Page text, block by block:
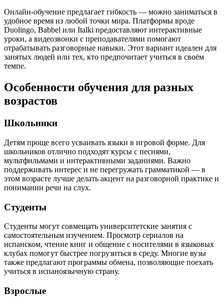
Онлайн-обучение предлагает гибкость — можно заниматься в
удобное время из любой точки мира. Платформы вроде
Duolingo, Babbel или Italki предоставляют интерактивные
уроки, а видеозвонки с преподавателями помогают
отрабатывать разговорные навыки. Этот вариант идеален для
занятых людей или тех, кто предпочитает учиться в своём
темпе.
Особенности обучения для разных
возрастов
Школьники
Детям проще всего усваивать языки в игровой форме. Для
школьников отлично подходят курсы с песнями,
мультфильмами и интерактивными заданиями. Важно
поддерживать интерес и не перегружать грамматикой — в
этом возрасте лучше делать акцент на разговорной практике и
понимании речи на слух.
Студенты
Студенты могут совмещать университетские занятия с
самостоятельным изучением. Просмотр сериалов на
испанском, чтение книг и общение с носителями в языковых
клубах помогут быстрее погрузиться в среду. Многие вузы
также предлагают программы обмена, позволяющие поехать
учиться в испаноязычную страну.
Взрослые